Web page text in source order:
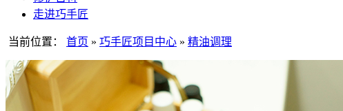
走进巧手匠
当前位置： 首页 » 巧手匠项目中心 » 精油调理